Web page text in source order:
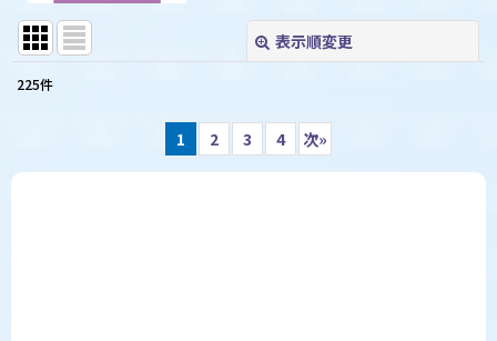
表示順変更
225件
1 2 3 4 次»